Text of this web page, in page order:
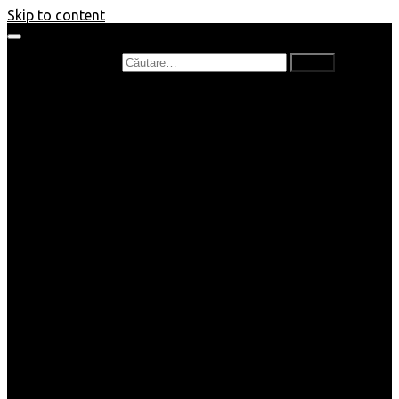
Skip to content